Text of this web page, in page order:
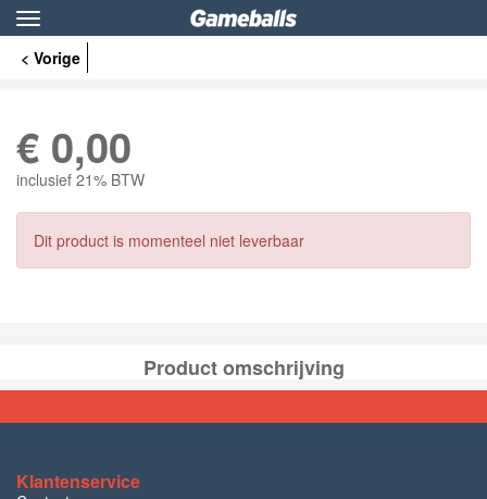
Toggle
navigation
< Vorige
€ 0,00
inclusief 21% BTW
Dit product is momenteel niet leverbaar
Product omschrijving
Klantenservice